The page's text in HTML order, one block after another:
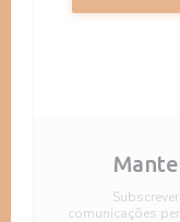
comunicações